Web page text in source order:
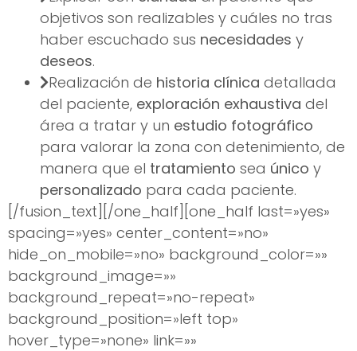
objetivos son realizables y cuáles no tras
haber escuchado sus necesidades y
deseos.
Realización de historia clínica detallada
del paciente, exploración exhaustiva del
área a tratar y un estudio fotográfico
para valorar la zona con detenimiento, de
manera que el tratamiento sea único y
personalizado para cada paciente.
[/fusion_text][/one_half][one_half last=»yes»
spacing=»yes» center_content=»no»
hide_on_mobile=»no» background_color=»»
background_image=»»
background_repeat=»no-repeat»
background_position=»left top»
hover_type=»none» link=»»